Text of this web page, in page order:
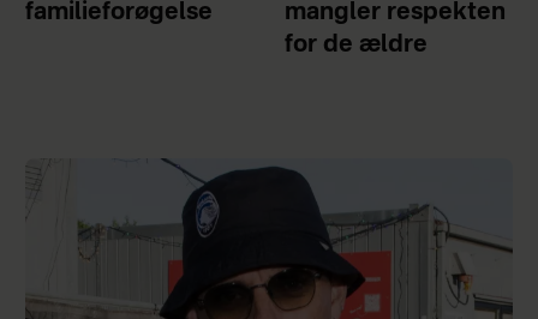
familieforøgelse
mangler respekten
for de ældre